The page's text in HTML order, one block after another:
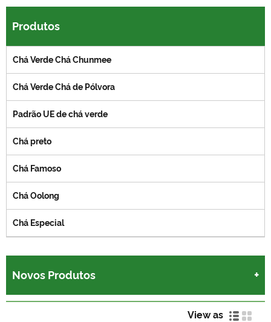
Produtos
Chá Verde Chá Chunmee
Chá Verde Chá de Pólvora
Padrão UE de chá verde
Chá preto
Chá Famoso
Chá Oolong
Chá Especial
Novos Produtos
View as